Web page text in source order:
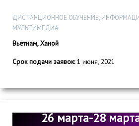
ДИСТАНЦИОННОЕ ОБУЧЕНИЕ,
МУЛЬТИМЕДИА
Вьетнам, Ханой
Срок подачи заявок:1 июня, 2021
26 марта-28